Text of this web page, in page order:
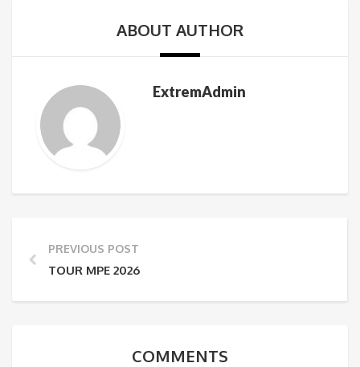
ABOUT AUTHOR
ExtremAdmin
PREVIOUS POST
TOUR MPE 2026
COMMENTS